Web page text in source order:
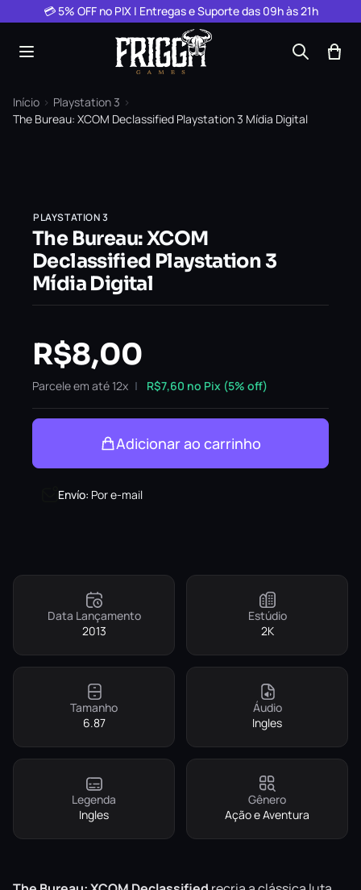
Pular para o conteúdo
💳 5% OFF no PIX | Entregas e Suporte das 09h às 21h
Início › Playstation 3 ›
The Bureau: XCOM Declassified Playstation 3 Mídia Digital
PLAYSTATION 3
The Bureau: XCOM
Declassified Playstation 3
Mídia Digital
R$8,00
Parcele em até 12x R$7,60 no Pix (5% off)
Adicionar ao carrinho
Envío: Por e-mail
Data Lançamento
2013
Estúdio
2K
Tamanho
6.87
Áudio
Ingles
Legenda
Ingles
Gênero
Ação e Aventura